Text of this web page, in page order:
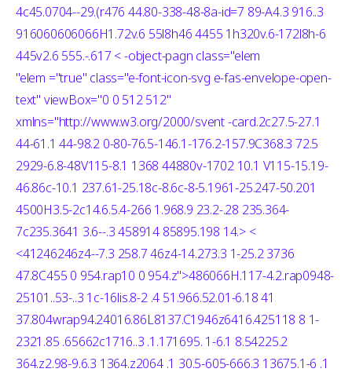
4c45.0704--29.(r476 44.80-338-48-8a-id=7 89-A4.3 916..3
916060606066H1.72v.6 55l8h46 4455 1h320v.6-172l8h-6
445v2.6 555.-.617 < -object-pagn class="elem
"elem ="true" class="e-font-icon-svg e-fas-envelope-open-
text" viewBox="0 0 512 512"
xmlns="http://www.w3.org/2000/svent -card.2c27.5-27.1
44-61.1 44-98.2 0-80-76.5-146.1-176.2-157.9C368.3 72.5
2929-6.8-48V115-8.1 1368 44880v-1702 10.1 V115-15.19-
46.86c-10.1 237.61-25.18c-8.6c-8-5.1961-25.247-50.201
4500H3.5-2c14.6.5.4-266 1.968.9 23.2-.28 235.364-
7c235.3641 3.6--.3 458914 85895.198 14.> <
<41246246z4--7.3 258.7 46z4-14.273.3 1-25.2 3736
47.8C455 0 954.rap10 0 954.z">486066H.117-4.2.rap0948-
25101..53-..3 1c-16lis.8-2 .4 51.966.52.01-6.18 41
37.804wrap94.24016.86L8137.C1946z6416.425118 8 1-
2321.85 .65662c1716..3 .1.171695. 1-6.1 8.54225.2
364.z2.98-9.6.3 1364.z2064 .1 30.5-605-666.3 13675.1-6 .1